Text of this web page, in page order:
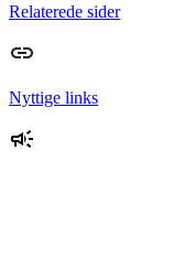
Relaterede sider
Nyttige links